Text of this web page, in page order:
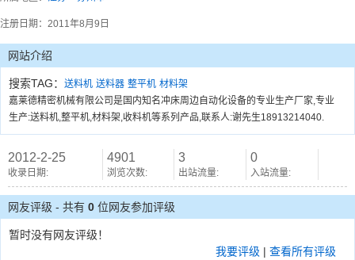
注册日期： 2011年8月9日
网站介绍
搜索TAG： 送料机 送料器 整平机 材料架
嘉莱德精密机械有限公司是国内知名冲床周边自动化设备的专业生产厂家,专业
生产:送料机,整平机,材料架,收料机等系列产品,联系人:谢先生18913214040.
2012-2-25
收录日期:
4901
浏览次数:
3
出站流量:
0
入站流量:
网友评级 - 共有 0 位网友参加评级
暂时没有网友评级！
我要评级 | 查看所有评级